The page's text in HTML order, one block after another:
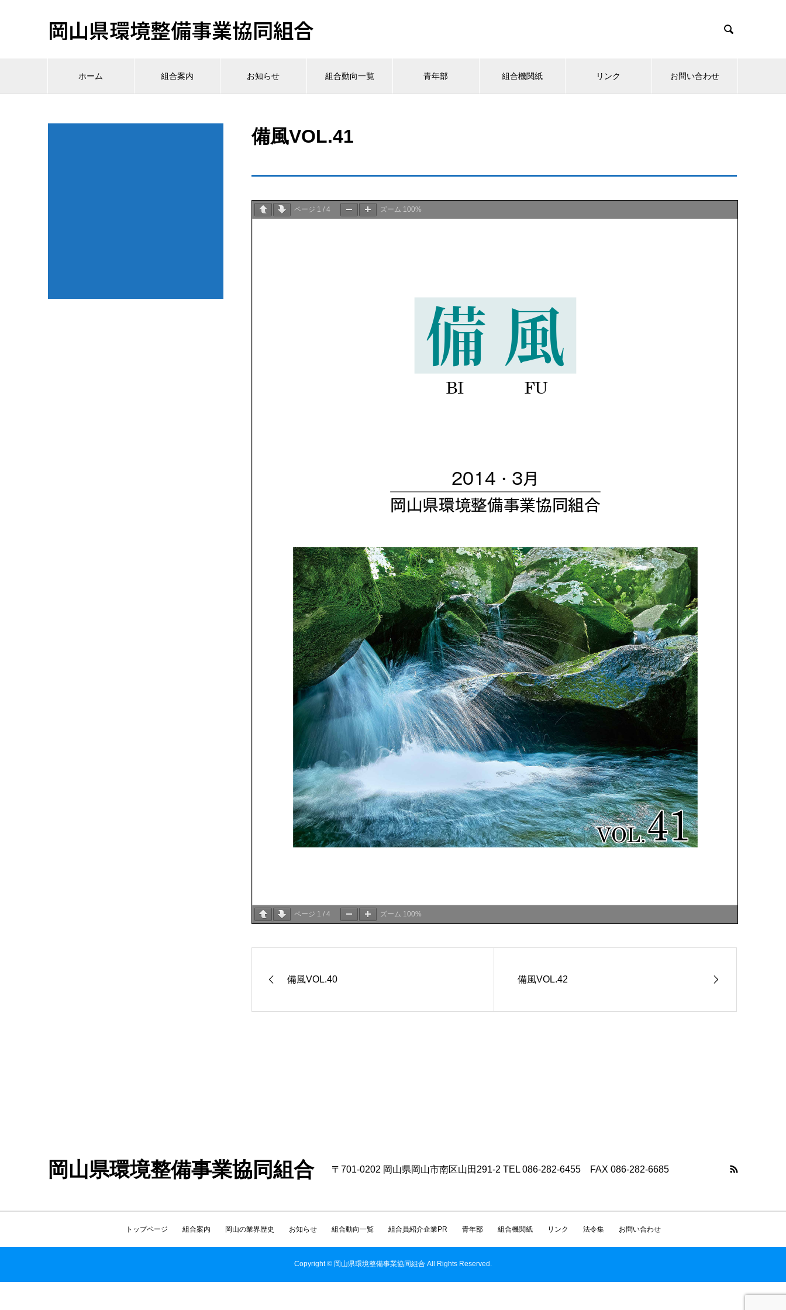
岡山県環境整備事業協同組合 
ホーム 組合案内 お知らせ 組合動向一覧 青年部 組合機関紙 リンク お問い合わせ
備風VOL.41
ページ 1 / 4 ズーム 100%
ページ 1 / 4 ズーム 100%
備風VOL.40 備風VOL.42
岡山県環境整備事業協同組合 〒701-0202 岡山県岡山市南区山田291-2 TEL 086-282-6455 FAX 086-282-6685
トップページ 組合案内 岡山の業界歴史 お知らせ 組合動向一覧 組合員紹介企業PR 青年部 組合機関紙 リンク 法令集 お問い合わせ
Copyright © 岡山県環境整備事業協同組合 All Rights Reserved.